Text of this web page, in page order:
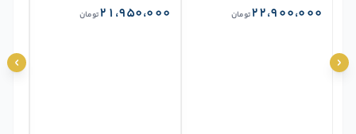
۲۲،۹۰۰،۰۰۰تومان ۲۱،۹۵۰،۰۰۰تومان